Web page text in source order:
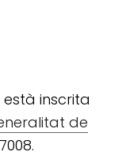
inscrita
de